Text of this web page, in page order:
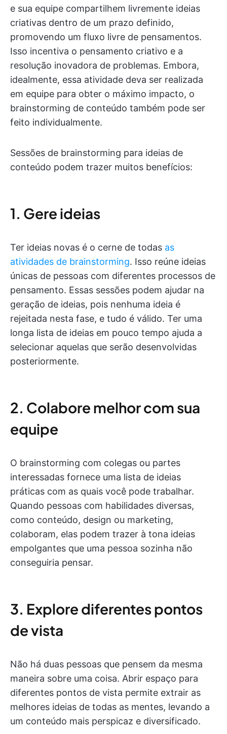
e sua equipe compartilhem livremente ideias
criativas dentro de um prazo definido,
promovendo um fluxo livre de pensamentos.
Isso incentiva o pensamento criativo e a
resolução inovadora de problemas. Embora,
idealmente, essa atividade deva ser realizada
em equipe para obter o máximo impacto, o
brainstorming de conteúdo também pode ser
feito individualmente.
Sessões de brainstorming para ideias de
conteúdo podem trazer muitos benefícios:
1. Gere ideias
Ter ideias novas é o cerne de todas as
atividades de brainstorming. Isso reúne ideias
únicas de pessoas com diferentes processos de
pensamento. Essas sessões podem ajudar na
geração de ideias, pois nenhuma ideia é
rejeitada nesta fase, e tudo é válido. Ter uma
longa lista de ideias em pouco tempo ajuda a
selecionar aquelas que serão desenvolvidas
posteriormente.
2. Colabore melhor com sua
equipe
O brainstorming com colegas ou partes
interessadas fornece uma lista de ideias
práticas com as quais você pode trabalhar.
Quando pessoas com habilidades diversas,
como conteúdo, design ou marketing,
colaboram, elas podem trazer à tona ideias
empolgantes que uma pessoa sozinha não
conseguiria pensar.
3. Explore diferentes pontos
de vista
Não há duas pessoas que pensem da mesma
maneira sobre uma coisa. Abrir espaço para
diferentes pontos de vista permite extrair as
melhores ideias de todas as mentes, levando a
um conteúdo mais perspicaz e diversificado.